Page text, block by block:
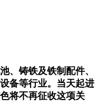
铸铁及铁制配件、
备等行业。当天起进
将不再征收这项关